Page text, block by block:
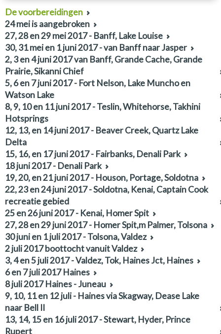
De voorbereidingen
24 mei is aangebroken
27, 28 en 29 mei 2017 - Banff, Lake Louise
30, 31 mei en 1 juni 2017 - van Banff naar Jasper
2, 3 en 4 juni 2017 van Banff, Grande Cache, Grande
Prairie, Sikanni Chief
5, 6 en 7 juni 2017 - Fort Nelson, Lake Muncho en
Watson Lake
8, 9, 10 en 11 juni 2017 - Teslin, Whitehorse, Takhini
Hotsprings
12, 13, en 14 juni 2017 - Beaver Creek, Quartz Lake
Delta
15, 16, en 17 juni 2017 - Fairbanks, Denali Park
18 juni 2017 - Denali Park
19, 20, en 21 juni 2017 - Houson, Portage, Soldotna
22, 23 en 24 juni 2017 - Soldotna, Kenai, Captain Cook
recreatie gebied
25 en 26 juni 2017 - Kenai, Homer Spit
27, 28 en 29 juni 2017 - Homer Spit,m Palmer, Tolsona
30 juni en 1 juli 2017 - Tolsona, Valdez
2 juli 2017 boottocht vanuit Valdez
3, 4 en 5 juli 2017 - Valdez, Tok, Haines Jct, Haines
6 en 7 juli 2017 Haines
8 juli 2017 Haines - Juneau
9, 10, 11 en 12 juli - Haines via Skagway, Dease Lake
naar Bell II
13, 14, 15 en 16 juli 2017 - Stewart, Hyder, Prince
Rupert